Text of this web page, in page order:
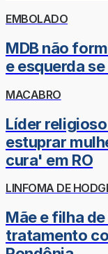
EMBOLADO
MDB não
e esquerda
MACABRO
Líder
estuprar
cura' em RO
LINFOMA DE
Mãe e filha
tratamento